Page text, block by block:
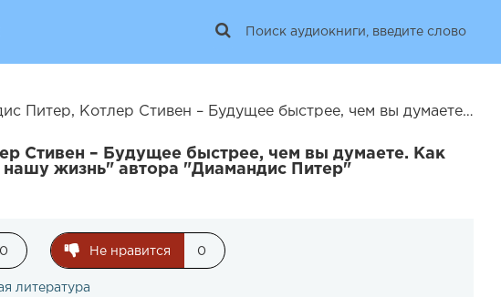
Стивен – Будущее быстрее, чем вы думаете. Как технологии меняют бизнес, промышленность и нашу жизнь | 26563
Стивен – Будущее быстрее, чем вы думаете. Как
жизнь" автора "Диамандис Питер"
0 Не нравится 0
литература